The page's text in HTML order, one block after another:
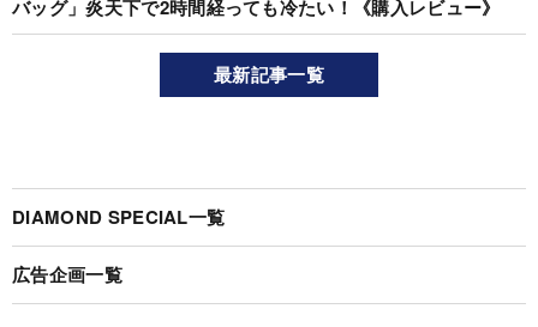
バッグ」炎天下で2時間経っても冷たい！《購入レビュー》
最新記事一覧
DIAMOND SPECIAL一覧
広告企画一覧